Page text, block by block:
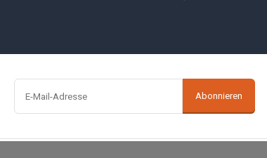
Abonnieren